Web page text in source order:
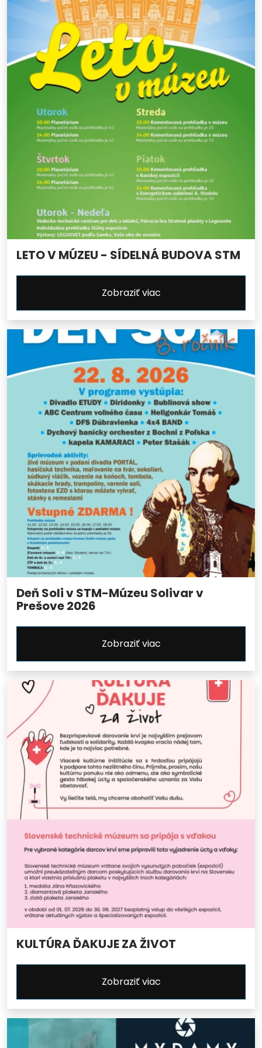
LETO V MÚZEU - SÍDELNÁ BUDOVA STM
Zobraziť viac
Deň Soli v STM-Múzeu Solivar v
Prešove 2026
Zobraziť viac
KULTÚRA ĎAKUJE ZA ŽIVOT
Zobraziť viac